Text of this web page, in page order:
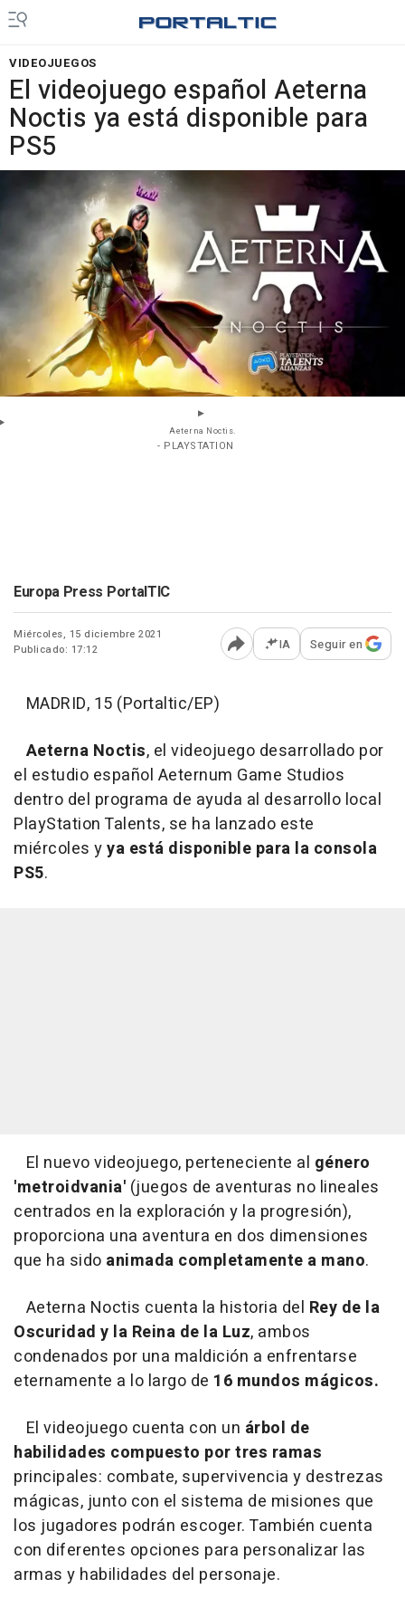
VIDEOJUEGOS
El videojuego español Aeterna
Noctis ya está disponible para
PS5
Aeterna Noctis.
- PLAYSTATION
Europa Press PortalTIC
Miércoles, 15 diciembre 2021
Publicado: 17:12
Abrir opciones para
IA Seguir en
MADRID, 15 (Portaltic/EP)
Aeterna Noctis, el videojuego desarrollado por
el estudio español Aeternum Game Studios
dentro del programa de ayuda al desarrollo local
PlayStation Talents, se ha lanzado este
miércoles yya está disponible para la consola
PS5.
El nuevo videojuego, perteneciente al género
'metroidvania' (juegos de aventuras no lineales
centrados en la exploración y la progresión),
proporciona una aventura en dos dimensiones
que ha sido animada completamente a mano.
Aeterna Noctis cuenta la historia del Rey de la
Oscuridad y la Reina de la Luz, ambos
condenados por una maldición a enfrentarse
eternamente a lo largo de 16 mundos mágicos.
El videojuego cuenta con un árbol de
habilidades compuesto por tres ramas
principales: combate, supervivencia y destrezas
mágicas, junto con el sistema de misiones que
los jugadores podrán escoger. También cuenta
con diferentes opciones para personalizar las
armas y habilidades del personaje.